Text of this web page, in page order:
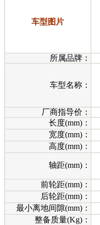
车型图片
所属品牌：
车型名称：
厂商指导价：
长度(mm)：
宽度(mm)：
高度(mm)：
轴距(mm)：
前轮距(mm)：
后轮距(mm)：
最小离地间隙(mm)：
整备质量(Kg)：